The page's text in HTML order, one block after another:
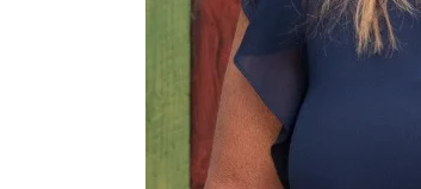
Ich habe mir vorgenommen
jedem nur
“Danke für den
meinen weiteren Lebens-
“Der WLD-Kurs am
Flow-Momenten, die erst